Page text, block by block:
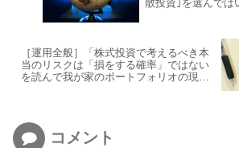
散投資｣を選んでは
［運用全般］「株式投資で考えるべき本
当のリスクは「損をする確率」ではない
を読んで我が家のポートフォリオの現状
コメント